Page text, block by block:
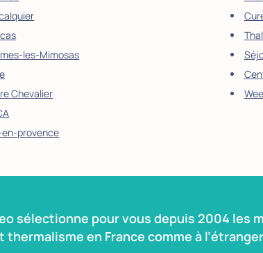
les-Mimosas
Chevalier
provence
sélectionne pour vous depuis 2004
en France comme à